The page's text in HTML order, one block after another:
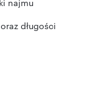
najmu
długości